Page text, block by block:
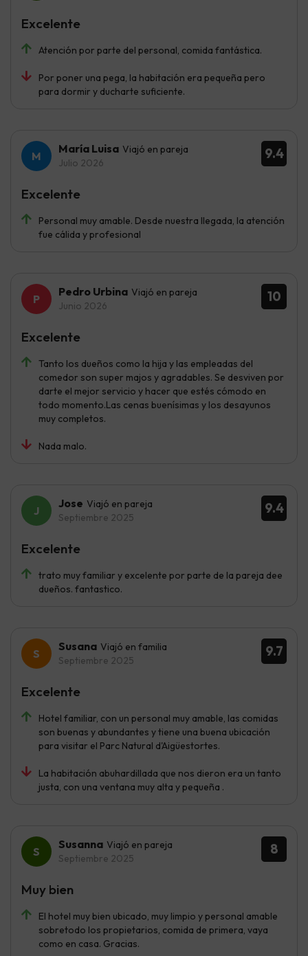
Atención por parte del personal, comida fantástica.
Por poner una pega, la habitación era pequeña pero
para dormir y ducharte suficiente.
Excelente
9.4
María Luisa Viajó en pareja
Julio 2026
Personal muy amable. Desde nuestra llegada, la atención
fue cálida y profesional
Excelente
10
Pedro Urbina Viajó en pareja
Junio 2026
Tanto los dueños como la hija y las empleadas del
comedor son super majos y agradables. Se desviven por
darte el mejor servicio y hacer que estés cómodo en
todo momento.Las cenas buenísimas y los desayunos
muy completos.
Nada malo.
Excelente
9.4
Jose Viajó en pareja
Septiembre 2025
trato muy familiar y excelente por parte de la pareja dee
dueños. fantastico.
Excelente
9.7
Susana Viajó en familia
Septiembre 2025
Hotel familiar, con un personal muy amable, las comidas
son buenas y abundantes y tiene una buena ubicación
para visitar el Parc Natural d'Aigüestortes.
La habitación abuhardillada que nos dieron era un tanto
justa, con una ventana muy alta y pequeña .
Excelente
8
Susanna Viajó en pareja
Septiembre 2025
El hotel muy bien ubicado, muy limpio y personal amable
sobretodo los propietarios, comida de primera, vaya
como en casa. Gracias.
Muy bien